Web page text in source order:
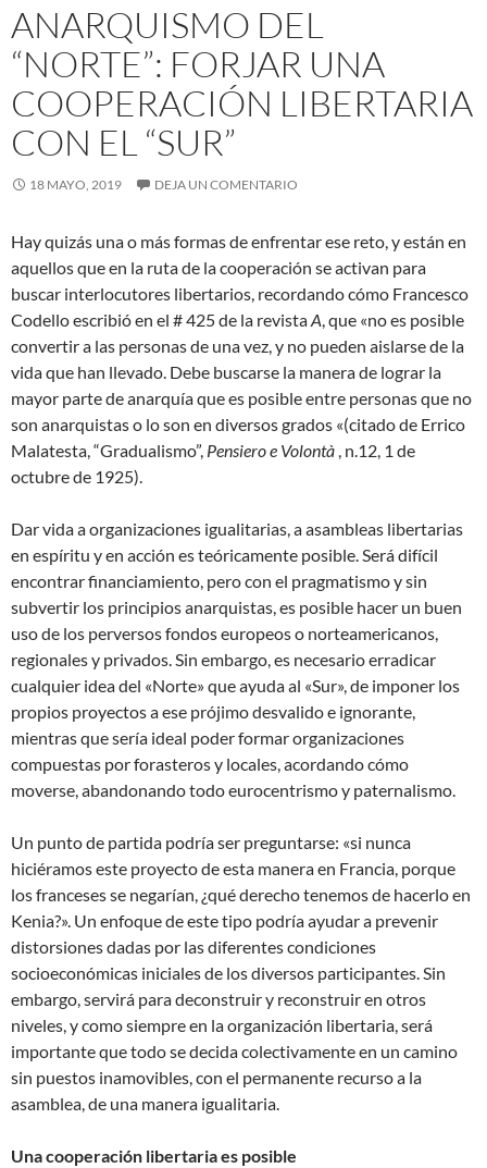
ANARQUISMO DEL
“NORTE”: FORJAR UNA
COOPERACIÓN LIBERTARIA
CON EL “SUR”
18 MAYO, 2019 DEJA UN COMENTARIO
Hay quizás una o más formas de enfrentar ese reto, y están en
aquellos que en la ruta de la cooperación se activan para
buscar interlocutores libertarios, recordando cómo Francesco
Codello escribió en el # 425 de la revistaA, que «no es posible
convertir a las personas de una vez, y no pueden aislarse de la
vida que han llevado. Debe buscarse la manera de lograr la
mayor parte de anarquía quees posible entre personas que no
son anarquistas o lo son en diversos grados «(citado de Errico
Malatesta, “Gradualismo”, Pensiero e Volontà , n.12, 1 de
octubre de 1925).
Dar vida a organizaciones igualitarias, a asambleas libertarias
en espíritu y en acción es teóricamente posible. Será difícil
encontrar financiamiento, pero con el pragmatismo y sin
subvertir los principios anarquistas, es posible hacer un buen
uso de los perversos fondos europeos o norteamericanos,
regionales y privados. Sin embargo, es necesario erradicar
cualquier idea del «Norte» que ayuda al «Sur», de imponer los
propios proyectos a ese prójimo desvalido e ignorante,
mientras que sería ideal poder formar organizaciones
compuestas por forasteros y locales, acordando cómo
moverse, abandonando todo eurocentrismo y paternalismo.
Un punto de partida podría ser preguntarse: «si nunca
hiciéramos este proyecto de esta manera en Francia, porque
los franceses se negarían, ¿qué derecho tenemos de hacerlo en
Kenia?». Un enfoque de este tipo podría ayudar a prevenir
distorsiones dadas por las diferentes condiciones
socioeconómicas iniciales de los diversos participantes. Sin
embargo, servirá para deconstruir y reconstruir en otros
niveles, y como siempre en la organización libertaria, será
importante que todo se decida colectivamente en un camino
sin puestos inamovibles, con el permanente recurso a la
asamblea, de una manera igualitaria.
Una cooperación libertaria es posible